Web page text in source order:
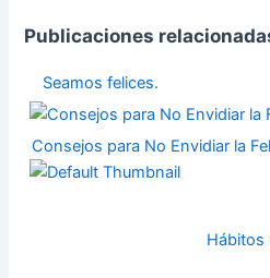
Publicaciones
Seamos felices.
Consejos para No Envidiar la
Hábitos